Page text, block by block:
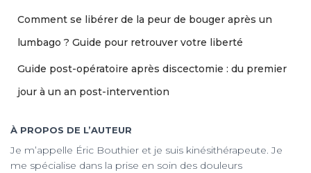
Comment se libérer de la peur de bouger après un
lumbago ? Guide pour retrouver votre liberté
Guide post-opératoire après discectomie : du premier
jour à un an post-intervention
À PROPOS DE L’AUTEUR
Je m’appelle Éric Bouthier et je suis kinésithérapeute. Je
me spécialise dans la prise en soin des douleurs